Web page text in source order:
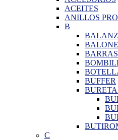
ACEITES
ANILLOS
B
BUFFER
C